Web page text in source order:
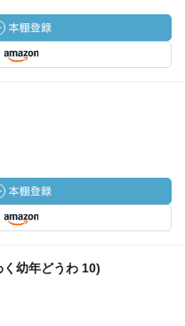
幼年どうわ 10)